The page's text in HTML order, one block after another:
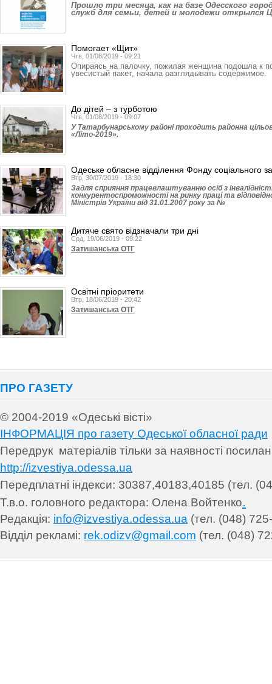
Прошло три месяца, как на базе Одесского
служб для семьи, детей и молодежи открылся
Помогает «Щит»
Чтв, 01/08/2019 - 09:21
Опираясь на палочку, пожилая женщина подошла к
увесистый пакет, начала разглядывать содержимое.
До дітей – з турботою
Чтв, 01/08/2019 - 09:07
У Татарбунарському районі проходить районна
«Літо-2019».
Одеське обласне відділення Фонду соціального
Втр, 30/07/2019 - 18:30
Задля сприяння працевлаштуванню осіб з
конкурентоспроможності на ринку праці та
Міністрів України від 31.01.2007 року за №
Дитяче свято відзначали три дні
Срд, 19/06/2019 - 09:22
Затишанська ОТГ
Освітні пріоритети
Втр, 18/06/2019 - 20:42
Затишанська ОТГ
ПРО ГАЗЕТУ
© 2004-2019 «Одеські вісті»
ІНФОРМАЦІЯ про газету Одеської обласної ради
Передрук матеріалів тільки за наявності
http://izvestiya.odessa.ua
Передплатні індекси: 30387,40183,40185 (тел.
Т.в.о. головного редактора: Олена Войтенко.
Редакція: info@izvestiya.odessa.ua (тел. (048)
Відділ рекламі: rek.odizv@gmail.com (тел. (048)